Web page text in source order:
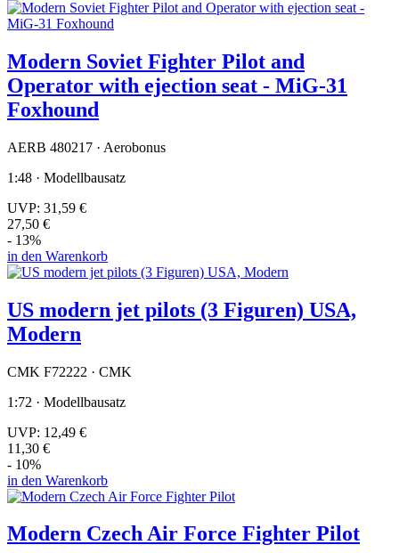
Modern Soviet Fighter Pilot and
Operator with ejection seat - MiG-31
Foxhound
AERB 480217 · Aerobonus
1:48 · Modellbausatz
UVP: 31,59 €
27,50 €
- 13%
in den Warenkorb
US modern jet pilots (3 Figuren) USA,
Modern
CMK F72222 · CMK
1:72 · Modellbausatz
UVP: 12,49 €
11,30 €
- 10%
in den Warenkorb
Modern Czech Air Force Fighter Pilot